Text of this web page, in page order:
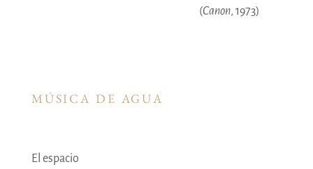
(Canon, 1973)
MÚSICA DE AGUA
El espacio